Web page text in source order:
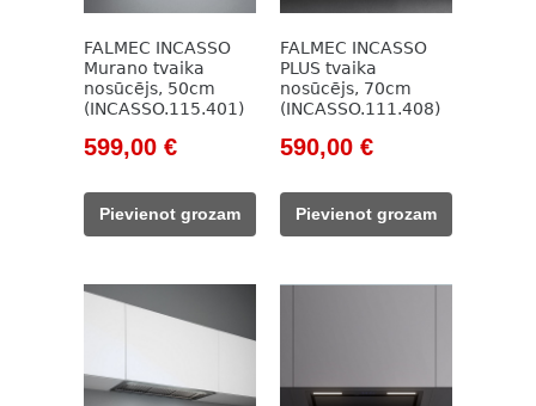
FALMEC INCASSO
Murano tvaika
nosūcējs, 50cm
(INCASSO.115.401)
Original
was:
918,00 €.
599,00 €Current
599,00 €.
Pievienot grozam
FALMEC INCASSO
PLUS tvaika
nosūcējs, 70cm
(INCASSO.111.408)
Original
was:
918,00 €.
590,00 €Current
590,00 €.
Pievienot grozam